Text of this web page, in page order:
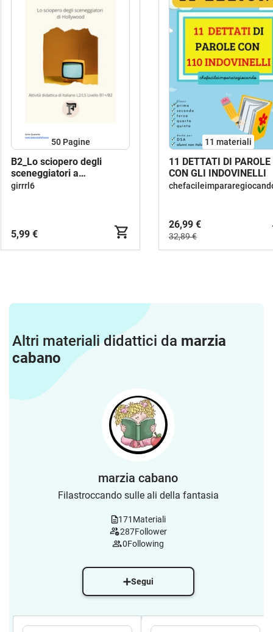
50 Pagine
B2_Lo sciopero degli
sceneggiatori a
Hollywood_Italiano L2 /LS
girrrl6
5,99 €
11 materiali
11 DETTATI DI PAROLE
CON GLI INDOVINELLI
26,99 €
32,89 €
Altri materiali didattici da marzia
cabano
marzia cabano
Filastroccando sulle ali della fantasia
171 Materiali
287Follower
0Following
Segui